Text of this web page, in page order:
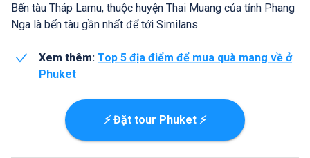
Bến tàu Tháp Lamu, thuộc huyện Thai Muang của tỉnh Phang
Nga là bến tàu gần nhất để tới Similans.
Xem thêm: Top 5 địa điểm để mua quà mang về ở
Phuket
⚡ Đặt tour Phuket ⚡